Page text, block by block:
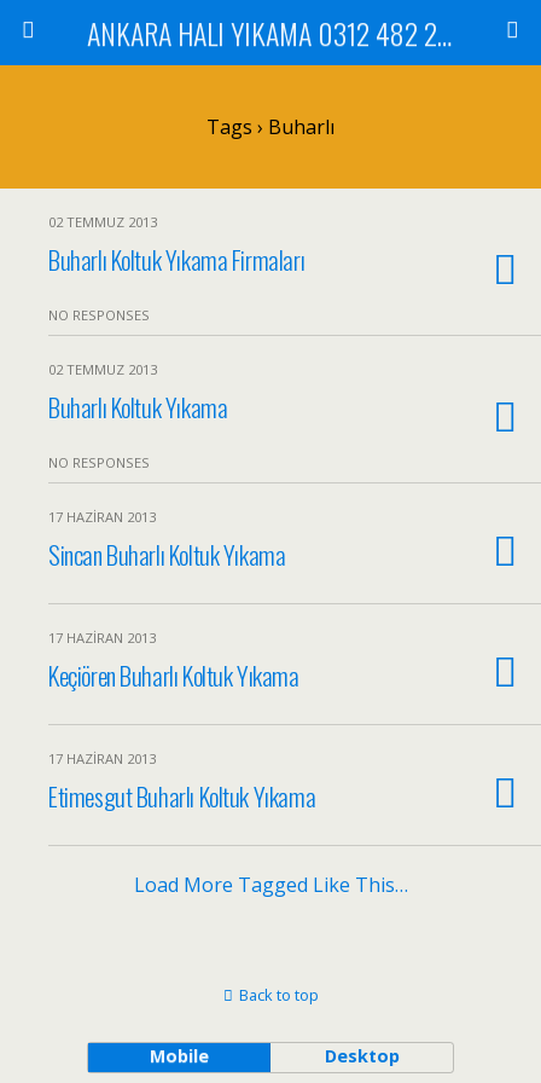
ANKARA HALI YIKAMA 0312 482 20 01 ÇİLEK HALI YIKAMA KOLTUK YIKAMA DİKMEN ÇANKAYA GÖLBAŞI MAMAK
Tags › Buharlı
02 TEMMUZ 2013
Buharlı Koltuk Yıkama Firmaları
NO RESPONSES
02 TEMMUZ 2013
Buharlı Koltuk Yıkama
NO RESPONSES
17 HAZIRAN 2013
Sincan Buharlı Koltuk Yıkama
17 HAZIRAN 2013
Keçiören Buharlı Koltuk Yıkama
17 HAZIRAN 2013
Etimesgut Buharlı Koltuk Yıkama
Load More Tagged Like This…
Back to top
Mobile Desktop